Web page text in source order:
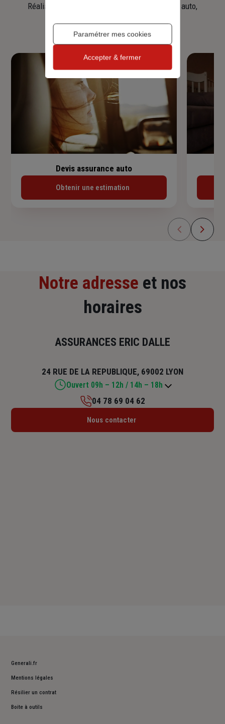
Réalisez une simulation tarifaire d'assurance, auto,
Devis assurance auto
Obtenir une estimation
Notre adresse et nos
horaires
ASSURANCES ERIC DALLE
24 RUE DE LA REPUBLIQUE, 69002 LYON
Ouvert 09h – 12h / 14h – 18h
Lundi : 09h – 12h / 14h – 18h
04 78 69 04 62
Nous contacter
Generali.fr
Mentions légales
Résilier un contrat
Boite à outils
Paramétrer mes cookies
Accepter & fermer